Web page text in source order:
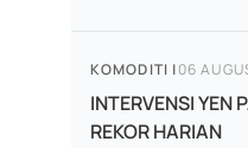
KOMODITI |06
INTERVENSI YEN
REKOR HARIAN